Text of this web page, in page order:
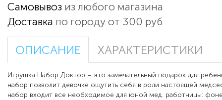
Самовывоз из любого магазина
Доставка по городу от 300 руб
ОПИСАНИЕ ХАРАКТЕРИСТИКИ
Игрушка Набор Доктор – это замечательный подарок для
набор позволит девочке ощутить себя в роли настоящей
набор входит все необходимое для юной мед. работницы: